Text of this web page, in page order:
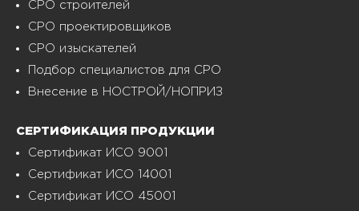
СРО строителей
СРО проектировщиков
СРО изыскателей
Подбор специалистов для СРО
Внесение в НОСТРОЙ/НОПРИЗ
СЕРТИФИКАЦИЯ ПРОДУКЦИИ
Сертификат ИСО 9001
Сертификат ИСО 14001
Сертификат ИСО 45001